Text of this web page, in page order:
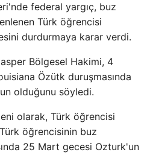
federal yargıç, buz
Türk öğrencisi
durdurmaya karar verdi.
Bölgesel Hakimi, 4
Özütk duruşmasında
olduğunu söyledi.
olarak, Türk öğrencisi
öğrencisinin buz
25 Mart gecesi Ozturk'un